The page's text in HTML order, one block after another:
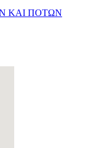
ΚΑΙ ΠΟΤΩΝ